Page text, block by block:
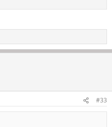
#33